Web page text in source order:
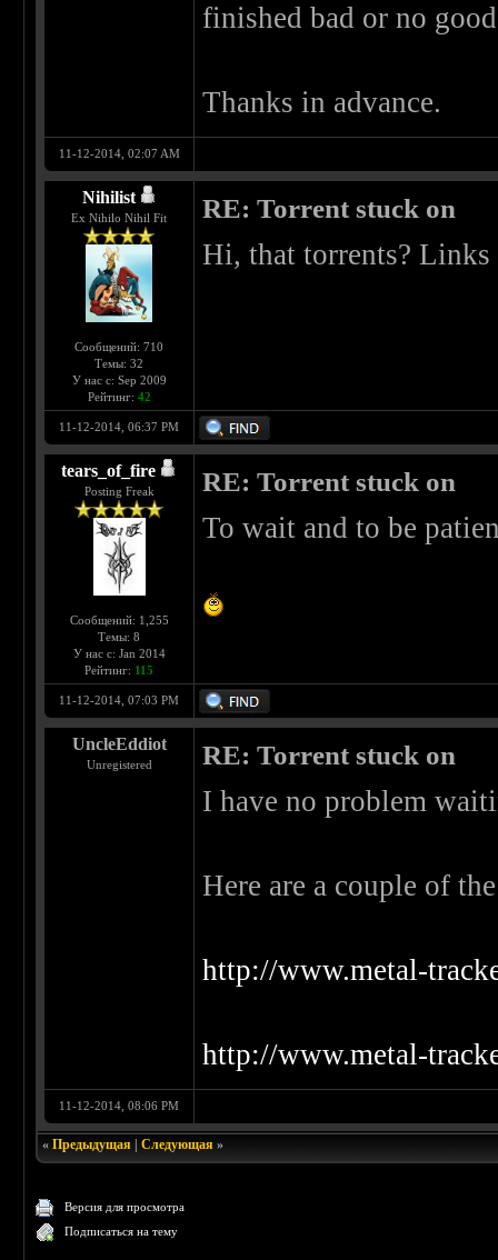
finished bad or no
Thanks in advance.
11-12-2014, 02:07 AM
Nihilist
Ex Nihilo Nihil Fit
Сообщений: 710
Темы: 32
У нас с: Sep 2009
Рейтинг: 42
RE: Torrent stuck on
Hi, that torrents? Links
11-12-2014, 06:37 PM
tears_of_fire
Posting Freak
Сообщений: 1,255
Темы: 8
У нас с: Jan 2014
Рейтинг: 115
RE: Torrent stuck on
To wait and to be
11-12-2014, 07:03 PM
UncleEddiot
Unregistered RE: Torrent stuck on
I have no problem
Here are a couple of
http://www.metal-
http://www.metal-
11-12-2014, 08:06 PM
«Предыдущая |Следующая »
Версия для просмотра
Подписаться на тему